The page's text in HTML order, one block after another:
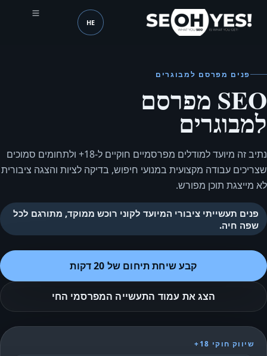
SEOH שפה (mobile header)
HE
פנים מפרסם למבוגרים
SEO מפרסם
למבוגרים
נתיב זה מיועד למודלים מפרסמיים חוקיים ל-18+ ולתחומים סמוכים
שצריכים עבודה מקצועית במנועי חיפוש, בדיקה לציות והצגה ציבורית
לא מייצגת תוכן מפורש.
פנים תעשייתי ציבורי המיועד לקוני רוכש ממוקד, מתורגם לכל
שפה חיה.
קבע שיחת תיחום של 20 דקות
הצג את עמוד התעשייה המפרסמי החי
שיווק חוקי 18+